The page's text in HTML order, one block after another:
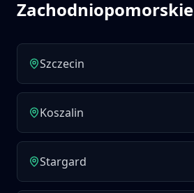
Zachodniopomorskie
Szczecin
Koszalin
Stargard